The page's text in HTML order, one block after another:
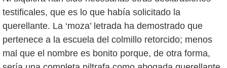
testificales, que es lo que había solicitado la
querellante. La ‘moza’ letrada ha demostrado que
pertenece a la escuela del colmillo retorcido; menos
mal que el nombre es bonito porque, de otra forma,